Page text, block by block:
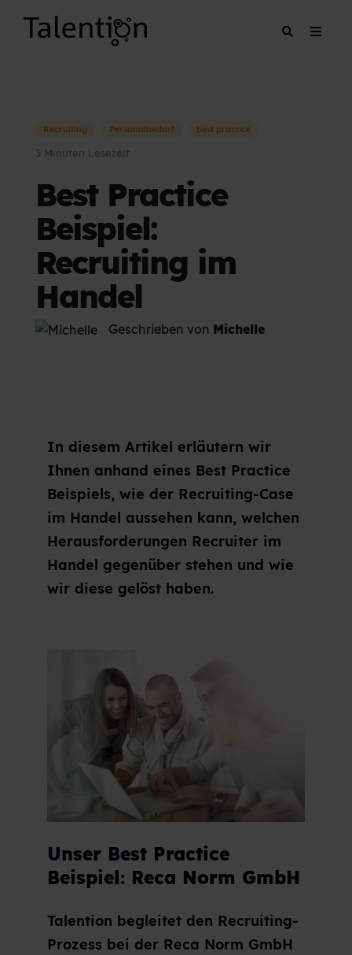
Recruiting Personalbedarf best practice
3 Minuten Lesezeit
Best Practice
Beispiel:
Recruiting im
Handel
Geschrieben von Michelle
In diesem Artikel erläutern wir
Ihnen anhand eines Best Practice
Beispiels, wie der Recruiting-Case
im Handel aussehen kann, welchen
Herausforderungen Recruiter im
Handel gegenüber stehen und wie
wir diese gelöst haben.
Unser Best Practice
Beispiel: Reca Norm GmbH
Talention begleitet den Recruiting-
Prozess bei der Reca Norm GmbH